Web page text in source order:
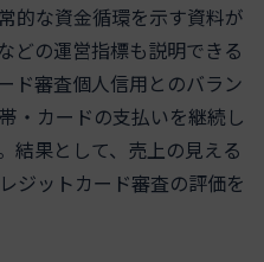
的な資金循環を示す資料が
どの運営指標も説明できる
ド審査個人信用とのバラン
・カードの支払いを継続し
結果として、売上の見える
ジットカード審査の評価を